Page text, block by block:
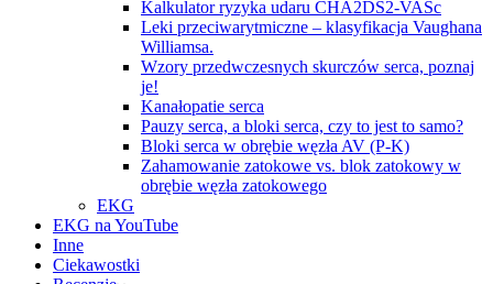
Kalkulator ryzyka udaru CHA2DS2-VASc
Leki przeciwarytmiczne – klasyfikacja Vaughana
Williamsa.
Wzory przedwczesnych skurczów serca, poznaj
je!
Kanałopatie serca
Pauzy serca, a bloki serca, czy to jest to samo?
Bloki serca w obrębie węzła AV (P-K)
Zahamowanie zatokowe vs. blok zatokowy w
obrębie węzła zatokowego
EKG
EKG na YouTube
Inne
Ciekawostki